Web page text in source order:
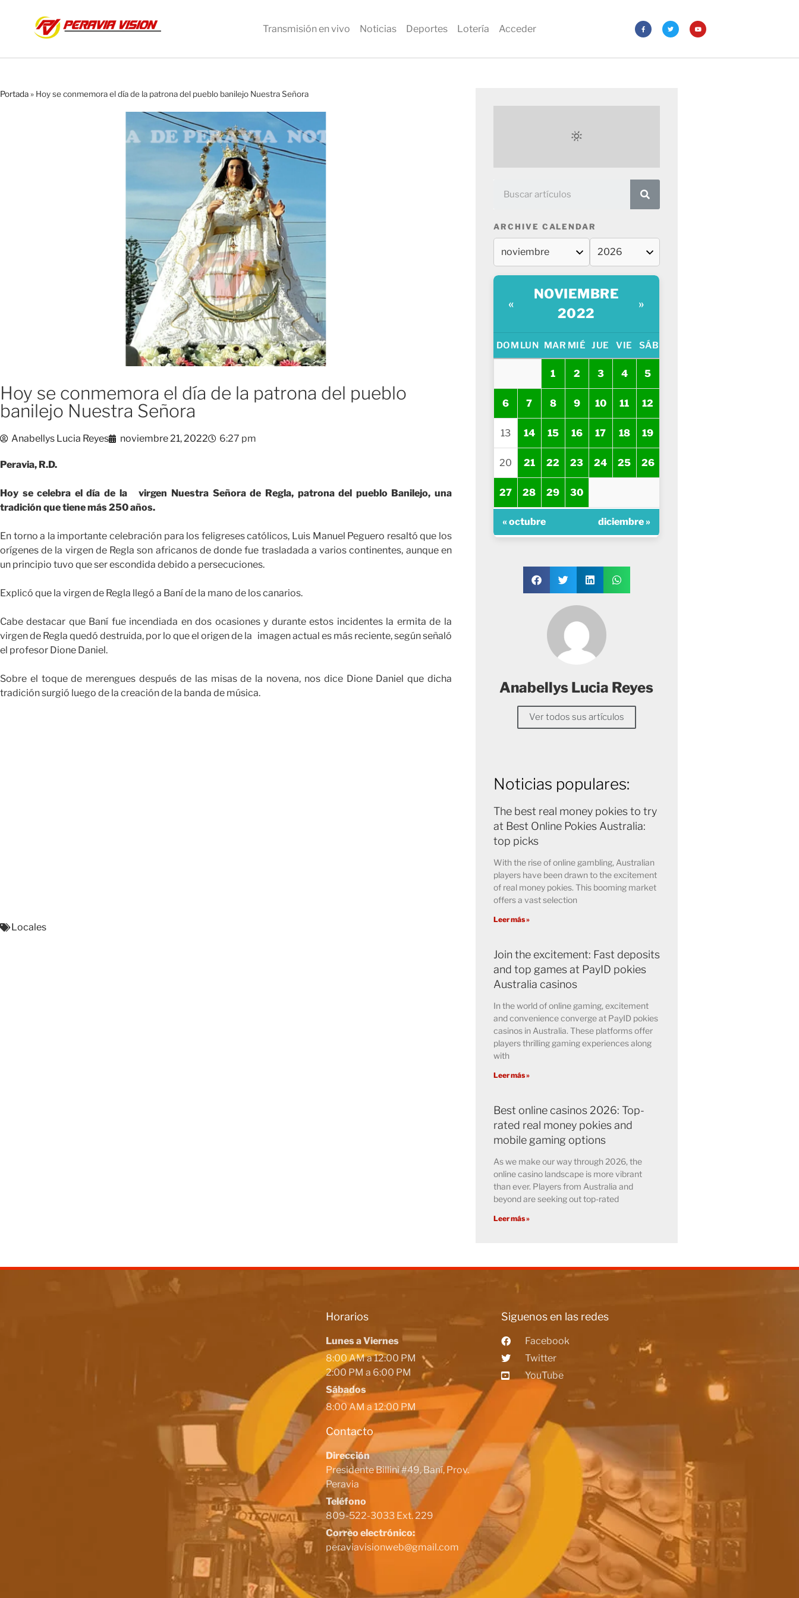
Transmisión en vivo Noticias Deportes Lotería Acceder
Portada» Hoy se conmemora el día de la patrona del pueblo banilejo Nuestra Señora
Hoy se conmemora el día de la patrona del pueblo
banilejo Nuestra Señora
Anabellys Lucia Reyes noviembre 21, 2022 6:27 pm
Peravia, R.D.
Hoy se celebra el día de la virgen Nuestra Señora de Regla, patrona del pueblo Banilejo, una
tradición que tiene más 250 años.
En torno a la importante celebración para los feligreses católicos, Luis Manuel Peguero resaltó que los
orígenes de la virgen de Regla son africanos de donde fue trasladada a varios continentes, aunque en
un principio tuvo que ser escondida debido a persecuciones.
Explicó que la virgen de Regla llegó a Baní de la mano de los canarios.
Cabe destacar que Baní fue incendiada en dos ocasiones y durante estos incidentes la ermita de la
virgen de Regla quedó destruida, por lo que el origen de la imagen actual es más reciente, según señaló
el profesor Dione Daniel.
Sobre el toque de merengues después de las misas de la novena, nos dice Dione Daniel que dicha
tradición surgió luego de la creación de la banda de música.
Locales
ARCHIVE CALENDAR
«
NOVIEMBRE
2022
»
DOM LUN MAR MIÉ JUE VIE SÁB
1 2 3 4 5
6 7 8 9 10 11 12
13 14 15 16 17 18 19
20 21 22 23 24 25 26
27 28 29 30
« octubre diciembre »
Anabellys Lucia Reyes
Ver todos sus artículos
Noticias populares:
The best real money pokies to try
at Best Online Pokies Australia:
top picks
With the rise of online gambling, Australian
players have been drawn to the excitement
of real money pokies. This booming market
offers a vast selection
Leer más »
Join the excitement: Fast deposits
and top games at PayID pokies
Australia casinos
In the world of online gaming, excitement
and convenience converge at PayID pokies
casinos in Australia. These platforms offer
players thrilling gaming experiences along
with
Leer más »
Best online casinos 2026: Top-
rated real money pokies and
mobile gaming options
As we make our way through 2026, the
online casino landscape is more vibrant
than ever. Players from Australia and
beyond are seeking out top-rated
Leer más »
Horarios
Lunes a Viernes
8:00 AM a 12:00 PM
2:00 PM a 6:00 PM
Sábados
8:00 AM a 12:00 PM
Contacto
Dirección
Presidente Billini #49, Baní, Prov.
Peravia
Teléfono
809-522-3033 Ext. 229
Correo electrónico:
peraviavisionweb@gmail.com
Siguenos en las redes
Facebook
Twitter
YouTube